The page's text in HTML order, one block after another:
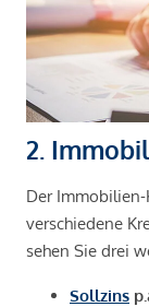
2.
Der
verschiedene
sehen Sie drei
Sollzins